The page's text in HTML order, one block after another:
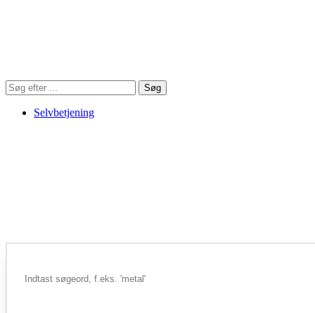
Søg
på
hjemmesiden
Søg
Selvbetjening